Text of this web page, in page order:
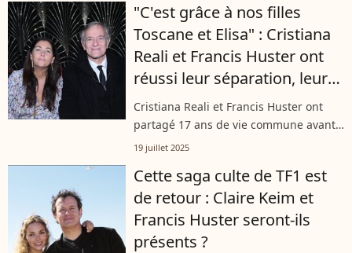
communication singulière qui...
"C'est grâce à nos filles
Toscane et Elisa" : Cristiana
Reali et Francis Huster ont
réussi leur séparation, leur
entente étonne même
certains
Cristiana Reali et Francis Huster ont
partagé 17 ans de vie commune avant
de se séparer. Mais loin des ruptures
tournure inattendue. À tel...
19 juillet 2025
Cette saga culte de TF1 est
de retour : Claire Keim et
Francis Huster seront-ils
présents ?